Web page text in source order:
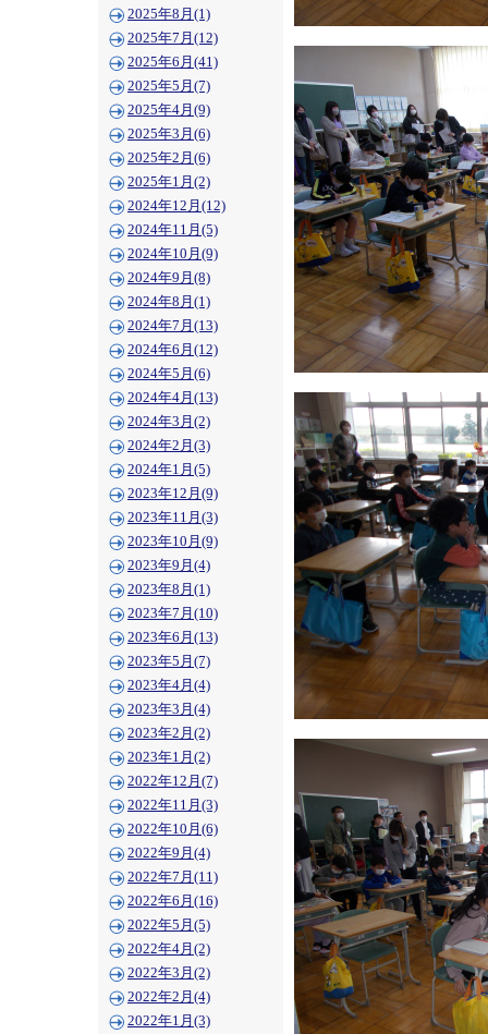
2025年8月(1)
2025年7月(12)
2025年6月(41)
2025年5月(7)
2025年4月(9)
2025年3月(6)
2025年2月(6)
2025年1月(2)
2024年12月(12)
2024年11月(5)
2024年10月(9)
2024年9月(8)
2024年8月(1)
2024年7月(13)
2024年6月(12)
2024年5月(6)
2024年4月(13)
2024年3月(2)
2024年2月(3)
2024年1月(5)
2023年12月(9)
2023年11月(3)
2023年10月(9)
2023年9月(4)
2023年8月(1)
2023年7月(10)
2023年6月(13)
2023年5月(7)
2023年4月(4)
2023年3月(4)
2023年2月(2)
2023年1月(2)
2022年12月(7)
2022年11月(3)
2022年10月(6)
2022年9月(4)
2022年7月(11)
2022年6月(16)
2022年5月(5)
2022年4月(2)
2022年3月(2)
2022年2月(4)
2022年1月(3)